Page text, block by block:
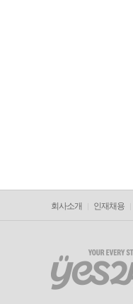
회사소개 인재채용